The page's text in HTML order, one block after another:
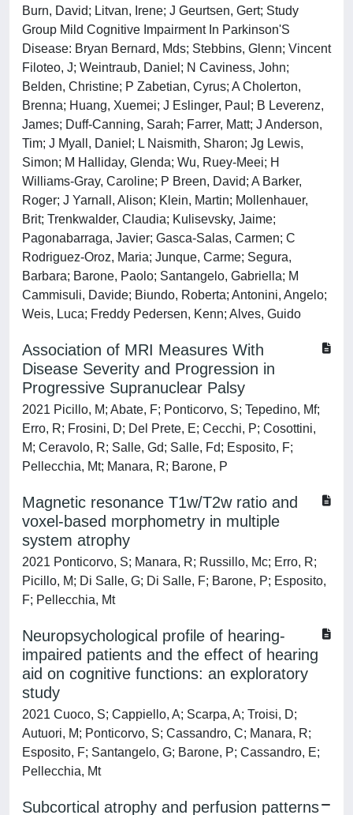
Burn, David; Litvan, Irene; J Geurtsen, Gert; Study
Group Mild Cognitive Impairment In Parkinson'S
Disease: Bryan Bernard, Mds; Stebbins, Glenn; Vincent
Filoteo, J; Weintraub, Daniel; N Caviness, John;
Belden, Christine; P Zabetian, Cyrus; A Cholerton,
Brenna; Huang, Xuemei; J Eslinger, Paul; B Leverenz,
James; Duff-Canning, Sarah; Farrer, Matt; J Anderson,
Tim; J Myall, Daniel; L Naismith, Sharon; Jg Lewis,
Simon; M Halliday, Glenda; Wu, Ruey-Meei; H
Williams-Gray, Caroline; P Breen, David; A Barker,
Roger; J Yarnall, Alison; Klein, Martin; Mollenhauer,
Brit; Trenkwalder, Claudia; Kulisevsky, Jaime;
Pagonabarraga, Javier; Gasca-Salas, Carmen; C
Rodriguez-Oroz, Maria; Junque, Carme; Segura,
Barbara; Barone, Paolo; Santangelo, Gabriella; M
Cammisuli, Davide; Biundo, Roberta; Antonini, Angelo;
Weis, Luca; Freddy Pedersen, Kenn; Alves, Guido
Association of MRI Measures With
Disease Severity and Progression in
Progressive Supranuclear Palsy
2021 Picillo, M; Abate, F; Ponticorvo, S; Tepedino, Mf;
Erro, R; Frosini, D; Del Prete, E; Cecchi, P; Cosottini,
M; Ceravolo, R; Salle, Gd; Salle, Fd; Esposito, F;
Pellecchia, Mt; Manara, R; Barone, P
Magnetic resonance T1w/T2w ratio and
voxel-based morphometry in multiple
system atrophy
2021 Ponticorvo, S; Manara, R; Russillo, Mc; Erro, R;
Picillo, M; Di Salle, G; Di Salle, F; Barone, P; Esposito,
F; Pellecchia, Mt
Neuropsychological profile of hearing-
impaired patients and the effect of hearing
aid on cognitive functions: an exploratory
study
2021 Cuoco, S; Cappiello, A; Scarpa, A; Troisi, D;
Autuori, M; Ponticorvo, S; Cassandro, C; Manara, R;
Esposito, F; Santangelo, G; Barone, P; Cassandro, E;
Pellecchia, Mt
Subcortical atrophy and perfusion patterns